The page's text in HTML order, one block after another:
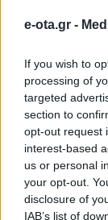
e-ota.gr -
If you wish to
processing of
targeted
section to
opt-out request
interest-based
us or personal
your opt-out.
disclosure of
IAB’s list of
ΘΕΣΣΑΛΙΑΣ